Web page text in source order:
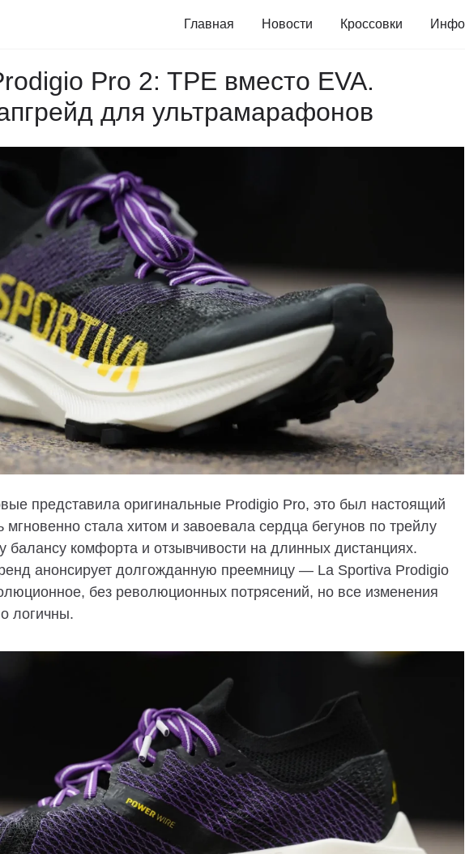
Главная Новости Кроссовки
Pro 2: TPE вместо EVA.
для ультрамарафонов
представила оригинальные Prodigio Pro, это был настоящий
стала хитом и завоевала сердца бегунов по трейлу
балансу комфорта и отзывчивости на длинных дистанциях.
анонсирует долгожданную преемницу — La Sportiva Prodigio
без революционных потрясений, но все изменения
логичны.